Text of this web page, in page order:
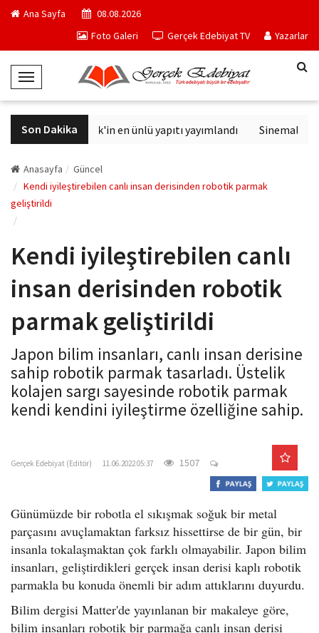
Ana Sayfa
08.08.2026
Foto Galeri
Gerçek Edebiyat TV Yazarlar
T
o
g
g
e
N
a
g
t
o
n
Son Dakika
Philip K. Dick'in en ünlü yapıtı yayımlandı
Anasayfa
Güncel
Kendi iyileştirebilen canlı insan derisinden robotik parmak
geliştirildi
Kendi iyileştirebilen canlı
insan derisinden robotik
parmak geliştirildi
Japon bilim insanları, canlı insan derisine
sahip robotik parmak tasarladı. Üstelik
kolajen sargı sayesinde robotik parmak
kendi kendini iyileştirme özelliğine sahip.
Gerçek Edebiyat (Editör) 11.06.2022 05:37 1507
Günümüzde bir robotla el sıkışmak soğuk bir metal
parçasını avuçlamaktan farksız hissettirse de bir gün, bir
insanla tokalaşmaktan çok farklı olmayabilir. Japon bilim
insanları, geliştirdikleri gerçek insan derisi kaplı robotik
parmakla bu konuda önemli bir adım attıklarını duyurdu.
Bilim dergisi Matter'de yayınlanan bir makaleye göre,
bilim insanları robotik bir parmağa canlı insan derisi